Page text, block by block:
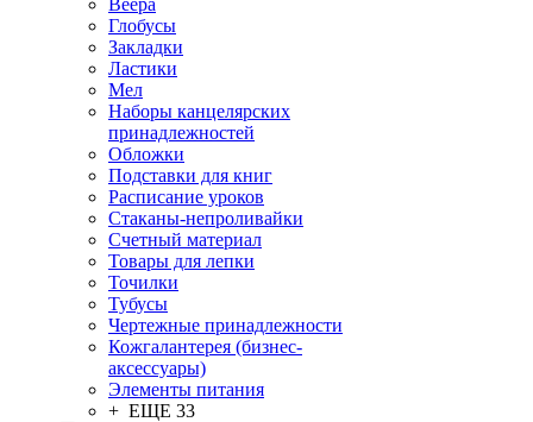
Веера
Глобусы
Закладки
Ластики
Мел
Наборы канцелярских
принадлежностей
Обложки
Подставки для книг
Расписание уроков
Стаканы-непроливайки
Счетный материал
Товары для лепки
Точилки
Тубусы
Чертежные принадлежности
Кожгалантерея (бизнес-
аксессуары)
Элементы питания
+ ЕЩЕ 33